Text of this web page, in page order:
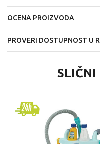
OCENA PROIZVODA
PROVERI DOSTUPNOST U
SLIČNI